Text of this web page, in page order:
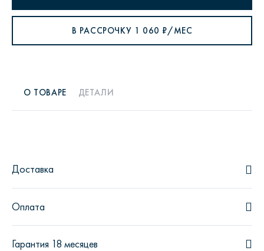
В РАССРОЧКУ 1 060 ₽/МЕС
О ТОВАРЕ ДЕТАЛИ
Доставка
Оплата
Гарантия 18 месяцев